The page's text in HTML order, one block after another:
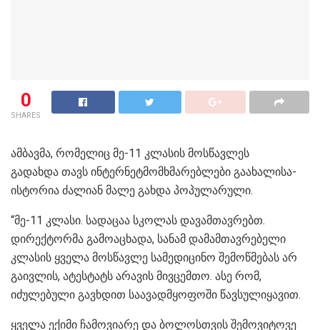
0
SHARES
ამბავმა, რომელიც მე-11 კლასის მოსწავლეს
გადახდა თავს ინტერნეტმომხმარებლები გაახალისა-
ისტორია ძალიან მალე გახდა პოპულარული.
“მე-11 კლასი. სადაცაა სკოლას დავამთავრებთ.
დირექტორმა გამოაცხადა, სანამ დამამთავრებელი
კლასის ყველა მოსწავლე სამედიცინო შემოწმებას არ
გაივლის, ატესტატს არავის მივცემთო. ასე რომ,
იძულებული გავხდით საავადმყოფოში წავსულიყავით.
ყველა ექიმი ჩამოვიარე და ბოლოსთვის შემოვიტოვე